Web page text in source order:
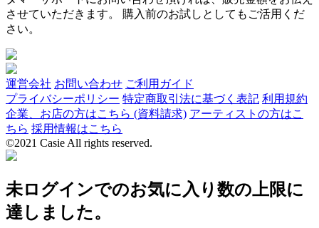
させていただきます。 購入前のお試しとしてもご活用くだ
さい。
運営会社 お問い合わせ ご利用ガイド
プライバシーポリシー 特定商取引法に基づく表記 利用規約
企業、お店の方はこちら (資料請求) アーティストの方はこ
ちら 採用情報はこちら
©2021 Casie All rights reserved.
未ログインでのお気に入り数の上限に
達しました。